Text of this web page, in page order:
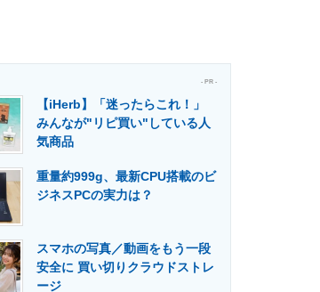
マーケ×ITの今がよく分かる
建設×テクノロジーの最前線
- PR -
【iHerb】「迷ったらこれ！」
みんなが"リピ買い"している人
気商品
重量約999g、最新CPU搭載のビ
ジネスPCの実力は？
スマホの写真／動画をもう一段
安全に 買い切りクラウドストレ
ージ